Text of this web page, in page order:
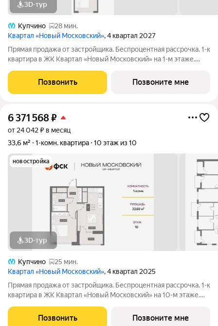
3D-тур
Купчино
28 мин.
Квартал «Новый Московский», 4 квартал 2027
Прямая продажа от застройщика. Беспроцентная рассрочка. 1-к
квартира в ЖК Квартал «Новый Московский» на 1-м этаже.
квартал «Новый Московский» в Пушкинском районе. Этот
комплекс объединит в себе
Позвонить Позвоните мне
6 371 568₽
от 24 042 ₽ в месяц
33,6 м²
1-комн. квартира 10 этаж из 10
новостройка
3D-тур
Купчино
25 мин.
Квартал «Новый Московский», 4 квартал 2025
Прямая продажа от застройщика. Беспроцентная рассрочка. 1-к
квартира в ЖК Квартал «Новый Московский» на 10-м этаже.
квартал «Новый Московский» в Пушкинском районе. Этот
комплекс объединит в себе
Позвонить Позвоните мне